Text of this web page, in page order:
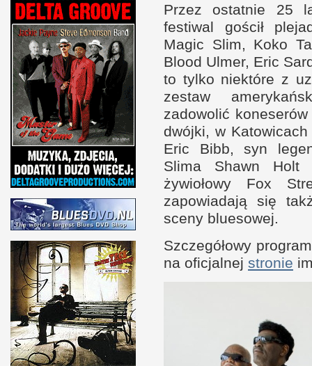
Przez ostat­nie 25
festiwal gościł
Magic Slim, Koko
Blood Ulmer, Eric
to tylko nie­które z u
zestaw
zadowolić
dwójki, w K
Eric Bibb, syn
Slima Shawn
żywiołowy Fox
zapowiadają się
sceny bluesowej.
Szczegółowy
na oficjal­nej stronie